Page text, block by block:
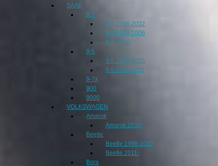
SAAB
9-3
9-3 1998-2002
9-3 2003-2006
9-3 2007-
9-5
9-5 1998-2005
9-5 2006-2011
9-7x
900
9000
VOLKSWAGEN
Amarok
Amarok 2010-
Beetle
Beetle 1998-2010
Beetle 2011-
Bora